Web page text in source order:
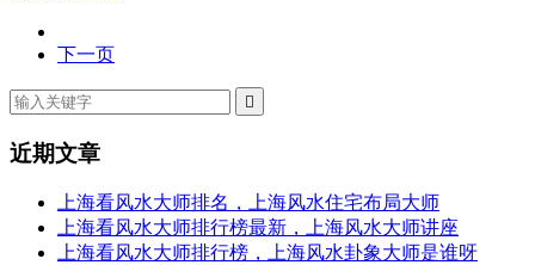
下一页

近期文章
上海看风水大师排名，上海风水住宅布局大师
上海看风水大师排行榜最新，上海风水大师讲座
上海看风水大师排行榜，上海风水卦象大师是谁呀